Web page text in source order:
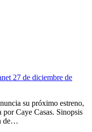
27 de diciembre de
Caye Casas. Sinopsis
de…